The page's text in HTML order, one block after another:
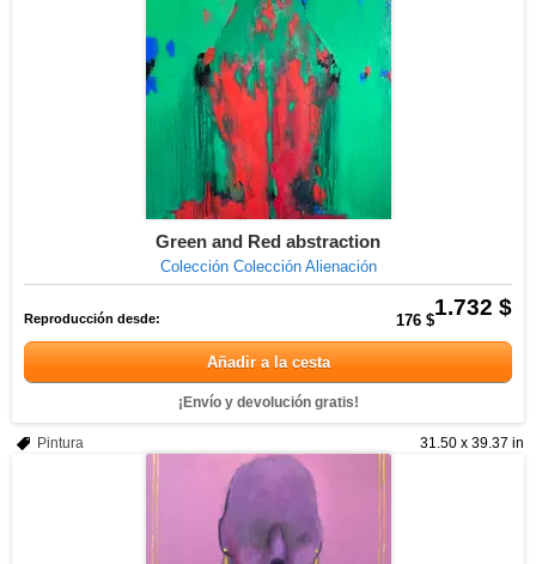
Green and Red abstraction
Colección Colección Alienación
1.732 $
Reproducción desde: 176 $
Añadir a la cesta
¡Envío y devolución gratis!
31.50 x 39.37 in
Pintura